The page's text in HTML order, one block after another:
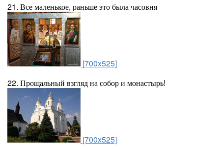
21. Все маленькое, раньше это была часовня
[700x525]
22. Прощальный взгляд на собор и монастырь!
[700x525]